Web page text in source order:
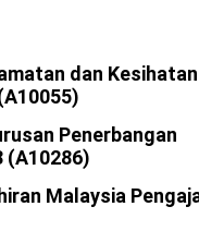
dan
Penerbangan
(A10286)
Malaysia